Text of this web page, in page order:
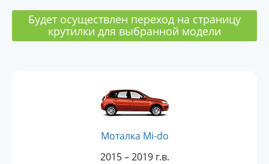
Будет осуществлен переход на страницу
крутилки для выбранной модели
Моталка Mi-do
2015 – 2019 г.в.